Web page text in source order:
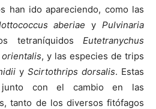
han ido apareciendo, como las
aberiae yPulvinaria
tetraníquidos Eutetranychus
, y las especies de trips
y Scirtothrips dorsalis. Estas
junto con el cambio en las
tanto de los diversos fitófagos